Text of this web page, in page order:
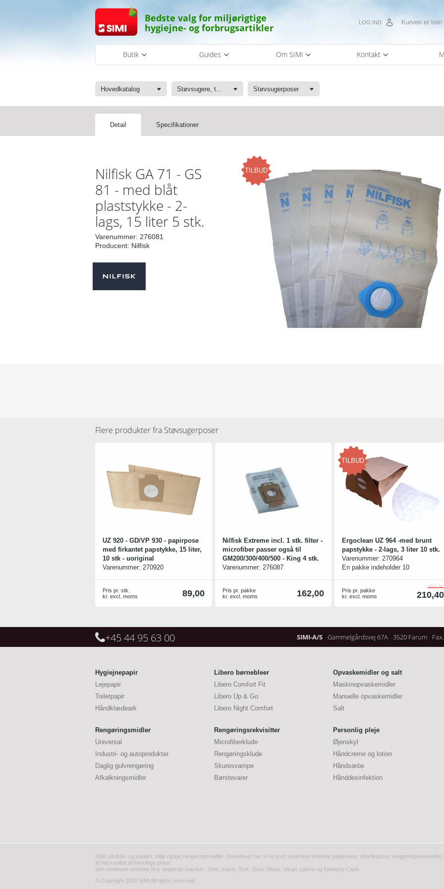
Bedste valg for miljørigtige
hygiejne- og forbrugsartikler
Kurven er tom
LOG IND
Butik Guides Om SIMI Kontakt
Hovedkatalog Støvsugere, tæpperenser, poser og tilbehør Støvsugerposer
Detail Specifikationer
Nilfisk GA 71 - GS
81 - med blåt
plaststykke - 2-
lags, 15 liter 5 stk.
Varenummer: 276081
Producent: Nilfisk
TILBUD
Flere produkter fra Støvsugerposer
UZ 920 - GD/VP 930 - papirpose
med firkantet papstykke, 15 liter,
10 stk - uoriginal
Varenummer: 270920
89,00
Pris pr. stk.
kr. excl. moms
Nilfisk Extreme incl. 1 stk. filter -
microfiber passer også til
GM200/300/400/500 - King 4 stk.
Varenummer: 276087
162,00
Pris pr. pakke
kr. excl. moms
TILBUD
Ergoclean UZ 964 -med brunt
papstykke - 2-lags, 3 liter 10 stk.
Varenummer: 270964
En pakke indeholder 10
263,00
210,40
Pris pr. pakke
kr. excl. moms
+45 44 95 63 00 3520 Farum
Gammelgårdsvej 67A
SIMI-A/S
Hygiejnepapir
Lejepapir
Toiletpapir
Håndklædeark
Libero børnebleer
Libero Comfort Fit
Libero Up & Go
Libero Night Comfort
Opvaskemidler og salt
Maskinopvaskemidler
Manuelle opvaskemidler
Salt
Rengøringsmidler
Universal
Industri- og autoprodukter
Daglig gulvrengøring
Afkalkningsmidler
Rengøringsrekvisitter
Microfiberklude
Rengøringsklude
Skuresvampe
Børstevarer
Personlig pleje
Øjenskyl
Håndcreme og lotion
Håndsæbe
Hånddesinfektion
SIMI udvikler og sælger miljø rigtige rengøringsmidler. Derudover har vi et stort sortiment indenfor papirvarer, plastikposer,
af høj kvalitet til fornuftige priser.
Vort sortiment omfatter bl.a. følgende mærker : Deb, Katrin, Tork, Duni, Vileda, Vikan, Libero og Kimberly-Clark
© Copyright 2026 SIMI All rights reserved.